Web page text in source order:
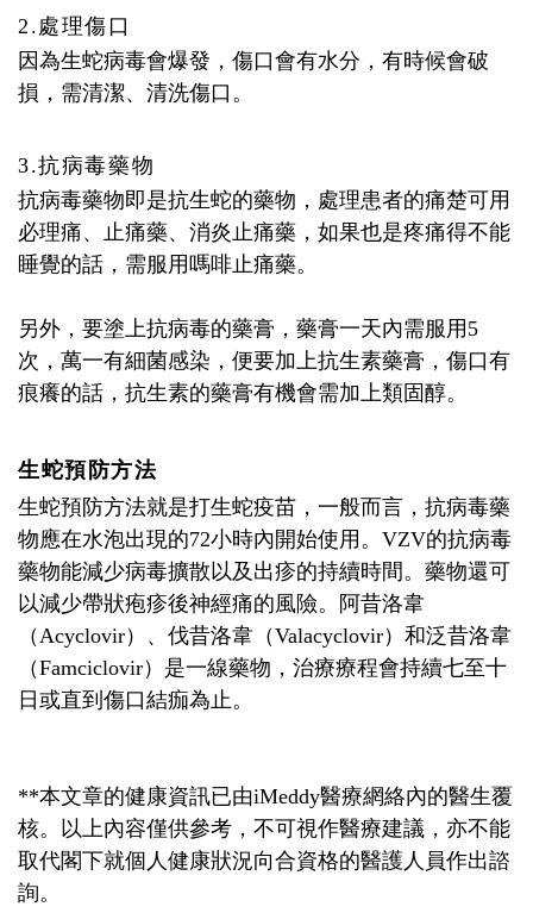
2.處理傷口
因為生蛇病毒會爆發，傷口會有水分，有時候會破
損，需清潔、清洗傷口。
3.抗病毒藥物
抗病毒藥物即是抗生蛇的藥物，處理患者的痛楚可用
必理痛、止痛藥、消炎止痛藥，如果也是疼痛得不能
睡覺的話，需服用嗎啡止痛藥。
另外，要塗上抗病毒的藥膏，藥膏一天內需服用5
次，萬一有細菌感染，便要加上抗生素藥膏，傷口有
痕癢的話，抗生素的藥膏有機會需加上類固醇。
生蛇預防方法
生蛇預防方法就是打生蛇疫苗，一般而言，抗病毒藥
物應在水泡出現的72小時內開始使用。VZV的抗病毒
藥物能減少病毒擴散以及出疹的持續時間。藥物還可
以減少帶狀疱疹後神經痛的風險。阿昔洛韋
（Acyclovir）、伐昔洛韋（Valacyclovir）和泛昔洛韋
（Famciclovir）是一線藥物，治療療程會持續七至十
日或直到傷口結痂為止。
**本文章的健康資訊已由iMeddy醫療網絡內的醫生覆
核。以上內容僅供參考，不可視作醫療建議，亦不能
取代閣下就個人健康狀況向合資格的醫護人員作出諮
詢。